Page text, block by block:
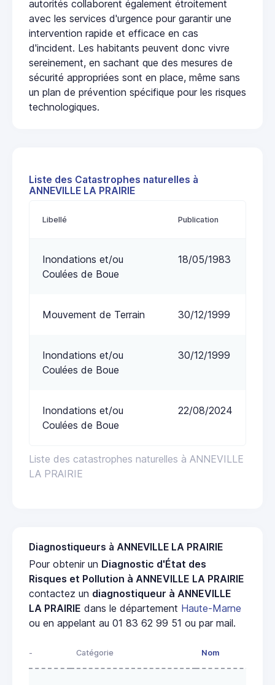
autorités collaborent également étroitement
avec les services d'urgence pour garantir une
intervention rapide et efficace en cas
d'incident. Les habitants peuvent donc vivre
sereinement, en sachant que des mesures de
sécurité appropriées sont en place, même sans
un plan de prévention spécifique pour les risques
technologiques.
Liste des Catastrophes naturelles à
ANNEVILLE LA PRAIRIE
Liste des catastrophes naturelles à ANNEVILLE
LA PRAIRIE
Libellé Publication
Inondations et/ou
Coulées de Boue
18/05/1983
Mouvement de Terrain 30/12/1999
Inondations et/ou
Coulées de Boue
30/12/1999
Inondations et/ou
Coulées de Boue
22/08/2024
Diagnostiqueurs à ANNEVILLE LA PRAIRIE
Pour obtenir un Diagnostic d'État des
Risques et Pollution à ANNEVILLE LA PRAIRIE
contactez un diagnostiqueur à ANNEVILLE
LA PRAIRIE dans le département Haute-Marne
ou en appelant au 01 83 62 99 51 ou par mail.
- Catégorie Nom